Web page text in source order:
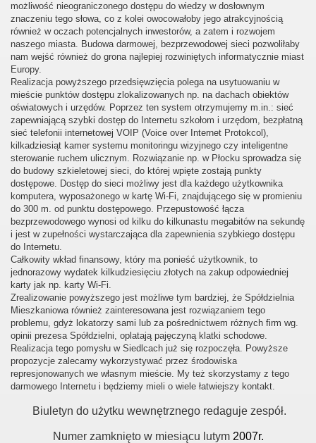
możliwość nieograniczonego dostępu do wiedzy w dosłownym
znaczeniu tego słowa, co z kolei owocowałoby jego atrakcyjnością
również w oczach potencjalnych inwestorów, a zatem i rozwojem
naszego miasta. Budowa darmowej, bezprzewodowej sieci pozwoliłaby
nam wejść również do grona najlepiej rozwiniętych informatycznie miast
Europy.
Realizacja powyższego przedsięwzięcia polega na usytuowaniu w
mieście punktów dostępu zlokalizowanych np. na dachach obiektów
oświatowych i urzędów. Poprzez ten system otrzymujemy m.in.: sieć
zapewniającą szybki dostęp do Internetu szkołom i urzędom, bezpłatną
sieć telefonii internetowej VOIP (Voice over Internet Protokcol),
kilkadziesiąt kamer systemu monitoringu wizyjnego czy inteligentne
sterowanie ruchem ulicznym. Rozwiązanie np. w Płocku sprowadza się
do budowy szkieletowej sieci, do której wpięte zostają punkty
dostępowe. Dostęp do sieci możliwy jest dla każdego użytkownika
komputera, wyposażonego w kartę Wi-Fi, znajdującego się w promieniu
do 300 m. od punktu dostępowego. Przepustowość łącza
bezprzewodowego wynosi od kilku do kilkunastu megabitów na sekundę
i jest w zupełności wystarczająca dla zapewnienia szybkiego dostępu
do Internetu.
Całkowity wkład finansowy, który ma ponieść użytkownik, to
jednorazowy wydatek kilkudziesięciu złotych na zakup odpowiedniej
karty jak np. karty Wi-Fi.
Zrealizowanie powyższego jest możliwe tym bardziej, że Spółdzielnia
Mieszkaniowa również zainteresowana jest rozwiązaniem tego
problemu, gdyż lokatorzy sami lub za pośrednictwem różnych firm wg.
opinii prezesa Spółdzielni, oplatają pajęczyną klatki schodowe.
Realizacja tego pomysłu w Siedlcach już się rozpoczęła. Powyższe
propozycje zalecamy wykorzystywać przez środowiska
represjonowanych we własnym mieście. My też skorzystamy z tego
darmowego Internetu i będziemy mieli o wiele łatwiejszy kontakt.
Biuletyn do użytku wewnętrznego redaguje zespół.
Numer zamknięto w miesiącu lutym 2007r.